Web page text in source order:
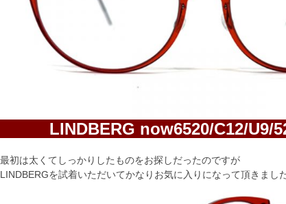
LINDBERG now6520/C12/
最初は太くてしっかりしたものをお探しだったのですが
LINDBERGを試着いただいてかなりお気に入りになって頂きました